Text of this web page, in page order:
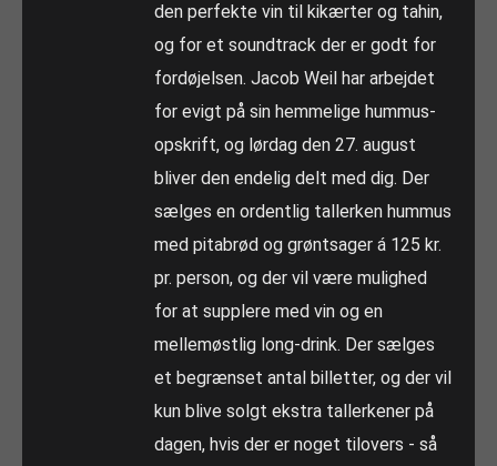
den perfekte vin til kikærter og tahin,
og for et soundtrack der er godt for
fordøjelsen. Jacob Weil har arbejdet
for evigt på sin hemmelige hummus-
opskrift, og lørdag den 27. august
bliver den endelig delt med dig. Der
sælges en ordentlig tallerken hummus
med pitabrød og grøntsager á 125 kr.
pr. person, og der vil være mulighed
for at supplere med vin og en
mellemøstlig long-drink. Der sælges
et begrænset antal billetter, og der vil
kun blive solgt ekstra tallerkener på
dagen, hvis der er noget tilovers - så